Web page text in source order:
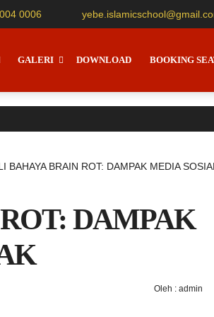
0006
GALERI DOWNLOAD BOOKING
BAHAYA BRAIN ROT: DAMPAK MEDIA
DAMPAK
Oleh : admin